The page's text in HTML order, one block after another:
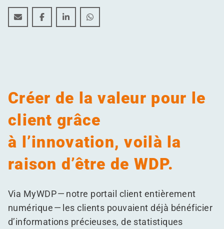
MyWDP passe au mobile !
MyWDP passe au mobile !
MyWDP passe au mobile !
MyWDP passe au mobile !
Créer de la valeur pour le
client grâce
à l’innovation, voilà la
raison d’être de WDP.
Via MyWDP — notre portail client entièrement
numérique — les clients pouvaient déjà bénéficier
d’informations précieuses, de statistiques